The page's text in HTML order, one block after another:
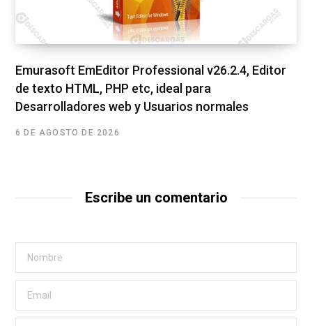
Emurasoft EmEditor Professional v26.2.4, Editor
de texto HTML, PHP etc, ideal para
Desarrolladores web y Usuarios normales
6 DE AGOSTO DE 2026
Escribe un comentario